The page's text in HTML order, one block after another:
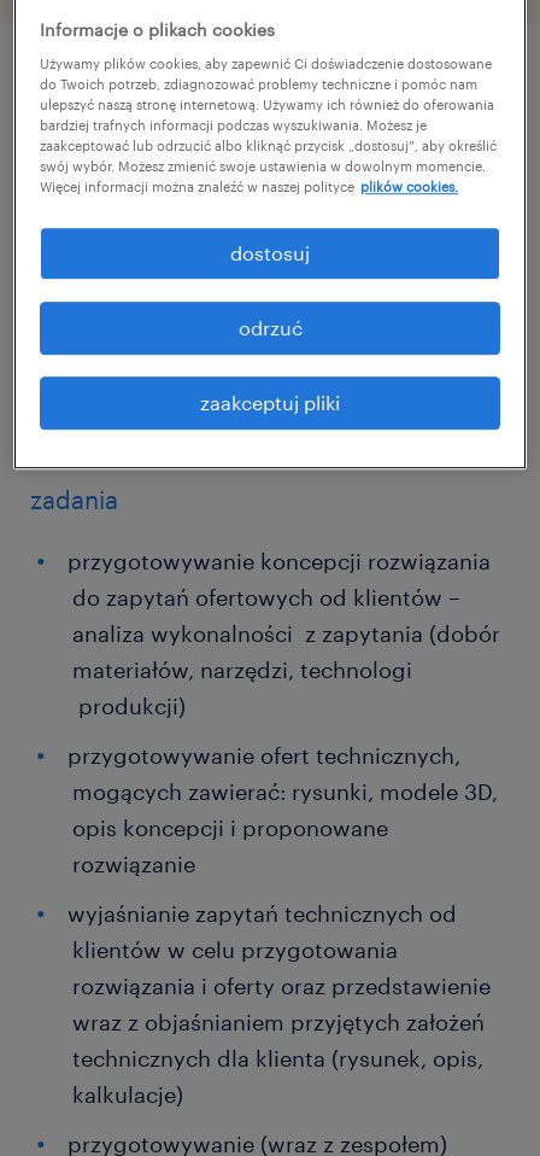
szczegóły oferty
Dla naszego Klienta, międzynarodowego
nowoczesnych systemów przesyłu energii,
poszukujemy doświadczonej i ambitnej
osoby na stanowisko Inżyniera procesu. Jeśli
chcesz mieć realny wpływ na optymalizację
produkcji w nowoczesnym parku
maszynowym, ta oferta jest dla Ciebie.
zadania
przygotowywanie koncepcji rozwiązania
do zapytań ofertowych od klientów –
analiza wykonalności z zapytania (dobór
materiałów, narzędzi, technologi
produkcji)
przygotowywanie ofert technicznych,
mogących zawierać: rysunki, modele 3D,
opis koncepcji i proponowane
rozwiązanie
wyjaśnianie zapytań technicznych od
klientów w celu przygotowania
rozwiązania i oferty oraz przedstawienie
wraz z objaśnianiem przyjętych założeń
technicznych dla klienta (rysunek, opis,
kalkulacje)
przygotowywanie (wraz z zespołem)
Informacje o plikach cookies
Używamy plików cookies, aby zapewnić Ci doświadczenie dostosowane
do Twoich potrzeb, zdiagnozować problemy techniczne i pomóc nam
ulepszyć naszą stronę internetową. Używamy ich również do oferowania
bardziej trafnych informacji podczas wyszukiwania. Możesz je
zaakceptować lub odrzucić albo kliknąć przycisk „dostosuj”, aby określić
swój wybór. Możesz zmienić swoje ustawienia w dowolnym momencie.
Więcej informacji można znaleźć w naszej polityce plików cookies.
zaakceptuj pliki
odrzuć
dostosuj